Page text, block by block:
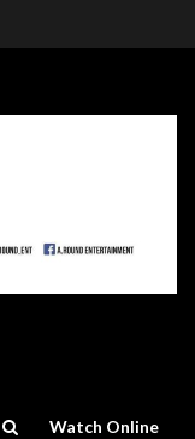
Watch Online